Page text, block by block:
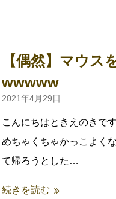
【偶然】マウ
wwwww
2021年4月29日
こんにちはときえのきで
めちゃくちゃかっこよく
て帰ろうとした…
続きを読む